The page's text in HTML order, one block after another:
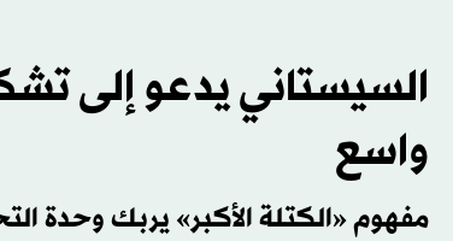
السيستاني يدعو إلى
واسع
مفهوم «الكتلة الأكبر» يربك وحدة